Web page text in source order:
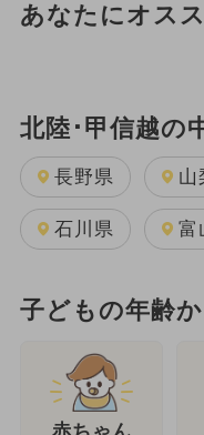
あなたにオス
北陸･甲信越の
長野県 山
石川県 富
子どもの年齢